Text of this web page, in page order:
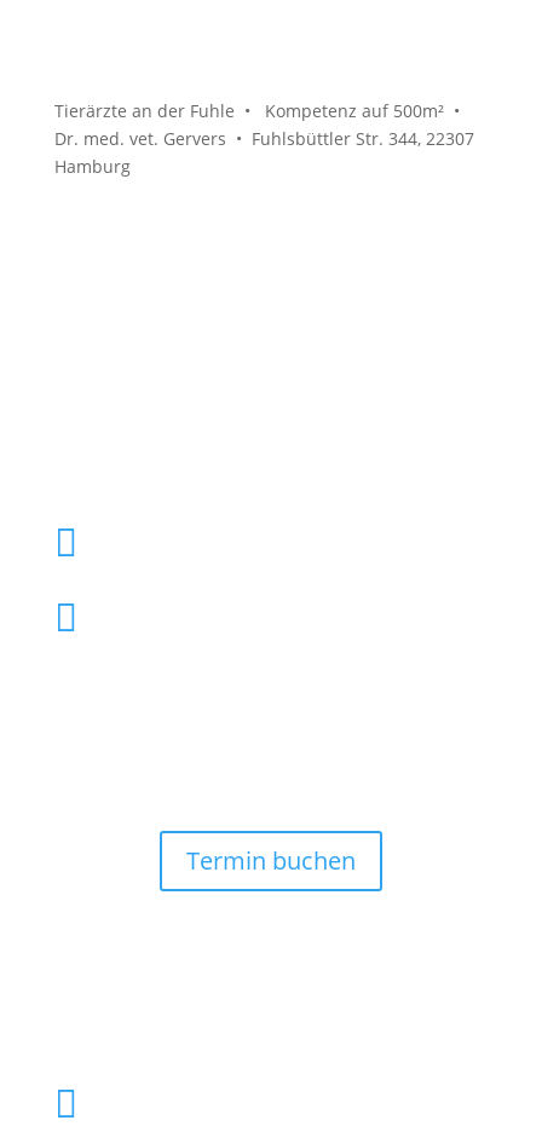
Tierärzte an der Fuhle • Kompetenz auf 500m² •
Dr. med. vet. Gervers • Fuhlsbüttler Str. 344, 22307
Hamburg


Termin buchen
